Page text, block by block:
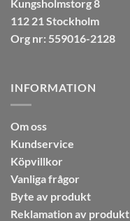
Kungsholmstorg 8
112 21 Stockholm
Org nr: 559016-2128
INFORMATION
Om oss
Kundservice
Köpvillkor
Vanliga frågor
Byte av produkt
Reklamation av produkt